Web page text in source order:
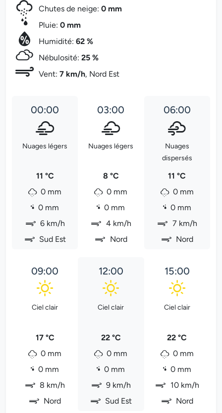
Chutes de neige: 0 mm
Pluie: 0 mm
Humidité: 62 %
Nébulosité: 25 %
Vent: 7 km/h, Nord Est
00:00
Nuages légers
11 °C
0 mm
0 mm
6 km/h
Sud Est
03:00
Nuages légers
8 °C
0 mm
0 mm
4 km/h
Nord
06:00
Nuages
dispersés
11 °C
0 mm
0 mm
7 km/h
Nord
09:00
Ciel clair
17 °C
0 mm
0 mm
8 km/h
Nord
12:00
Ciel clair
22 °C
0 mm
0 mm
9 km/h
Sud Est
15:00
Ciel clair
22 °C
0 mm
0 mm
10 km/h
Nord